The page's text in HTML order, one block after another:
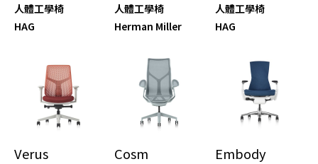
人體工學椅
HAG
人體工學椅
Herman Miller
人體工學椅
HAG
Verus Cosm Embody